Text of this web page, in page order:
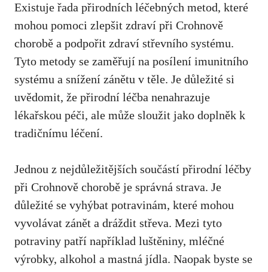
Existuje řada ⁣přirodních léčebných ⁢metod, které
mohou pomoci⁤ zlepšit zdraví ‍při Crohnově
chorobě‍ a⁣ podpořit zdraví střevního systému.
Tyto metody se zaměřují na posílení ‍imunitního
⁤systému a snížení zánětu v těle. Je důležité ‌si
⁢uvědomit, že přirodní léčba nenahrazuje
lékařskou péči, ale ‍může sloužit jako ⁣doplněk k
tradičnímu léčení.
Jednou z nejdůležitějších součástí přirodní léčby
při ⁤Crohnově chorobě je správná strava. Je
důležité se vyhýbat potravinám, které mohou
⁣vyvolávat zánět a dráždit střeva. ⁣Mezi tyto
‍potraviny patří⁤ například luštěniny, mléčné
výrobky, alkohol ‌a mastná​ jídla. Naopak byste se